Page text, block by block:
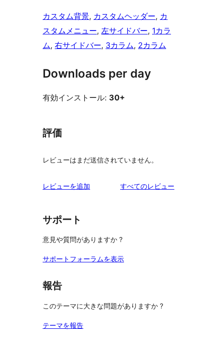
カスタム背景, カスタムヘッダー, カ
スタムメニュー, 左サイドバー, 1カラ
ム, 右サイドバー, 3カラム, 2カラム
Downloads per day
有効インストール: 30+
評価
レビューはまだ送信されていません。
レビューを追加 すべてのレビュー
サポート
意見や質問がありますか ?
サポートフォーラムを表示
報告
このテーマに大きな問題がありますか ?
テーマを報告